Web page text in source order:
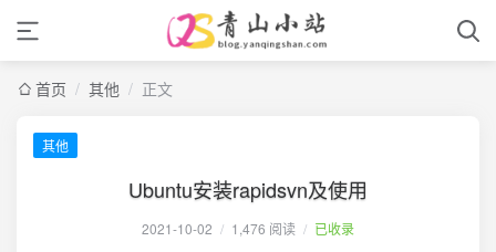
首页 / 其他 / 正文
其他
Ubuntu安装rapidsvn及使用
2021-10-02 / 1,476 阅读 / 已收录